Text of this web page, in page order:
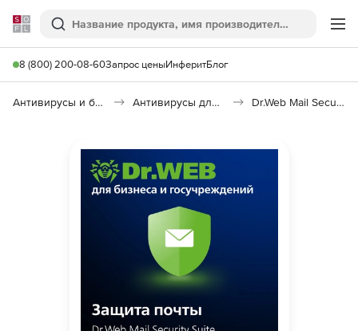
Softline
Поиск
8 (800) 200-08-60Запрос ценыИнферитБлог
Антивирусы и безопасность Антивирусы для организаций Dr.Web Mail Security Suite